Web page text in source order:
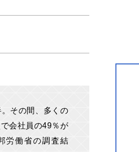
その間、多くの
会社員の49％が
労働省の調査結